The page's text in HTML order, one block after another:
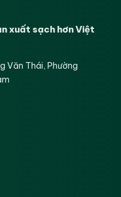
xuất sạch hơn Việt
Văn Thái, Phường